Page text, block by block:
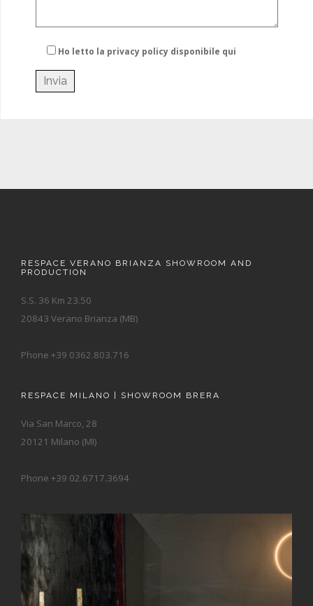
Ho letto la privacy policy disponibile qui
RESPACE VERANO BRIANZA SHOWROOM AND
PRODUCTION
S.S. 36 Km 23.50
20843 Verano Brianza (MB)
Phone +39 0362.803.716
RESPACE MILANO | SHOWROOM BRERA
Via San Marco, 28
20121 Milano (MI)
Phone +39 02.6717.3694